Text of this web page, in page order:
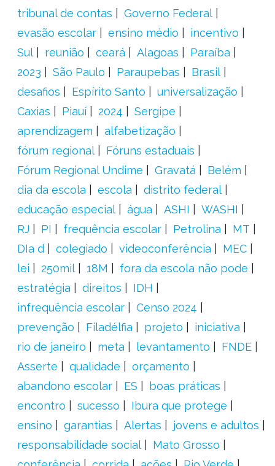
tribunal de contas
Governo Federal
evasão escolar
ensino médio
incentivo
Sul
reunião ceará Alagoas
Paraíba
2023
São Paulo Paraupebas
Brasil
desafios
Espírito Santo
universalização
Caxias
Piauí 2024
Sergipe
aprendizagem
alfabetização
fórum regional
Fóruns estaduais
Fórum Regional Undime
Gravatá
Belém
dia da escola
escola
distrito federal
educação especial
água ASHI
WASHI
RJ
PI frequência escolar Petrolina
MT
DIa d
colegiado videoconferência
MEC
lei
250mil 18M
fora da escola não pode
estratégia
direitos
IDH
infrequência escolar
Censo 2024
prevenção
Filadélfia projeto
iniciativa
rio de janeiro
meta levantamento
FNDE
Asserte
qualidade
orçamento
abandono escolar
ES
boas práticas
encontro
sucesso
Ibura que protege
ensino
garantias Alertas
jovens e adultos
responsabilidade social
Mato Grosso